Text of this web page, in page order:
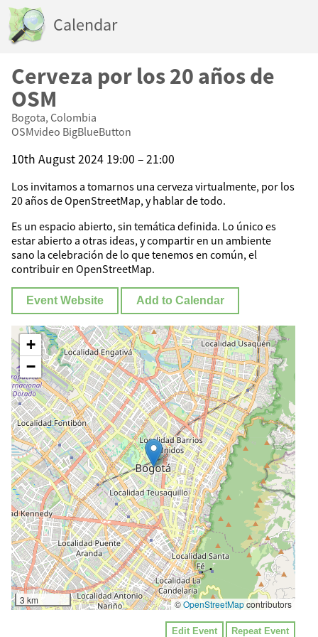
Calendar
Cerveza por los 20 años de
OSM
Bogota, Colombia
OSMvideo BigBlueButton
10th August 2024 19:00 – 21:00
Los invitamos a tomarnos una cerveza virtualmente, por los
20 años de OpenStreetMap, y hablar de todo.
Es un espacio abierto, sin temática definida. Lo único es
estar abierto a otras ideas, y compartir en un ambiente
sano la celebración de lo que tenemos en común, el
contribuir en OpenStreetMap.
Event Website Add to Calendar
+
−
3 km ©OpenStreetMapcontributors
Edit Event Repeat Event